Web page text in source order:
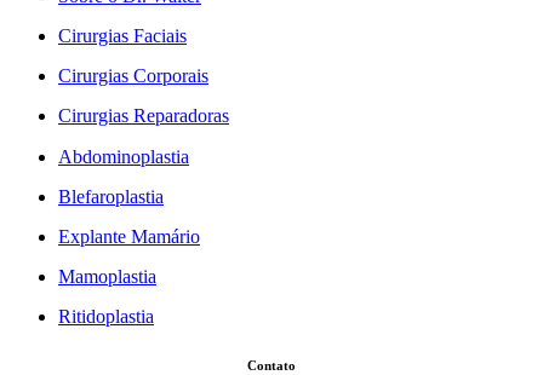
Cirurgias Faciais
Cirurgias Corporais
Cirurgias Reparadoras
Abdominoplastia
Blefaroplastia
Explante Mamário
Mamoplastia
Ritidoplastia
Contato